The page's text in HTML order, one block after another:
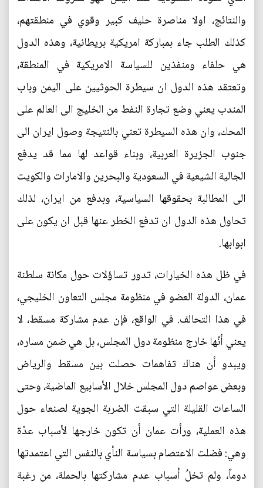
والنتائج، اولا مناصرة حليف كبير وقوي في منطقتهم،
كذلك الطلب جاء بمباركة امريكية بريطانية، وهذه الدول
هي حلفاء ومنفذين للسياسة الامريكية في المنطقة،
وتعتقد هذه الدول ان سيطرة الحوثيين على اليمن وباب
المندب يعني وضع تجارة النفط من الخليج الى العالم على
المحك، وان هذه السيطرة تعني بالنتيجة وصول ايران الى
جنوب الجزيرة العربية، وبناء قواعد لها مما قد يدفع
الجالية الشيعية في السعودية والبحرين والامارات والكويت
الى المطالبة بحقوقها السياسية، وبدفع من ايران، لذلك
تحاول هذه الدول ان تدفع الخطر عنها قبل ان يكون على
ابوابها.
في ظل هذه الخيارات، تدور تساؤلات حول مكانة سلطنة
عمان، الدولة العضو في منظومة مجلس التعاون الخليجي،
في هذا التحالف. في الواقع، فإن عدم مشاركة مسقط، لا
يعني أنّها خارج منظومة دول المجلس، بل هي ضمن مساره،
ويبدو أن هناك تفاهمات حصلت بين مسقط والرياض
وبعض عواصم دول المجلس خلال الأسابيع الماضية، وحتى
الساعات القليلة التي سبقت الضربة الجوية لصنعاء حول
هذه العملية، ورأت عمان أن تكون خارجها لأسباب عدّة
وهي: فضلت الاعتصام بسياسة النأي بالنفس التي اعتمدتها
دوماً، ولم تخلُ أسباب عدم مشاركتها بالحملة، من رغبة